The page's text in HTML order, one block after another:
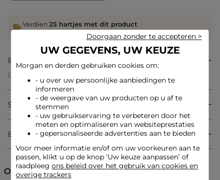
Verdien 25 hartjes met dit product
Log in of registreer
Beschrijving
Dit getailleerde T-shirt viert vrouwelijkheid met een delicate
en moderne print. De subtiel geplaatste plooien zorgen voor
een verfijnde touch die de rondingen elegant accentueert. De
aansluitende pasvorm benadrukt de vormen en biedt een
verfijnde en eigentijdse uitstraling.
Getailleerde pasvorm
V-hals
Korte mouwen
Plooi
Print
Samenstelling & onderhoud
Bezorging & Retourzending
Ontdek ook
UW GEGEVENS, UW KEUZE
Morgan en derden gebruiken cookies om:
- u over uw persoonlijke aanbiedingen te
informeren
- de weergave van uw producten op u af te
stemmen
- uw gebruikservaring te verbeteren door het
meten en optimaliseren van websiteprestaties
- gepersonaliseerde advertenties aan te bieden
Voor meer informatie en/of om uw voorkeuren aan te
passen, klikt u op de knop ‘Uw keuze aanpassen’ of
raadpleegons beleid over het gebruik van cookies en
overige trackers
Doorgaan zonder te accepteren >